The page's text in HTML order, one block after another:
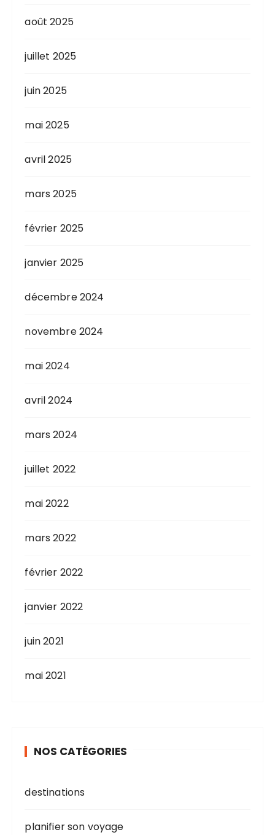
août 2025
juillet 2025
juin 2025
mai 2025
avril 2025
mars 2025
février 2025
janvier 2025
décembre 2024
novembre 2024
mai 2024
avril 2024
mars 2024
juillet 2022
mai 2022
mars 2022
février 2022
janvier 2022
juin 2021
mai 2021
NOS CATÉGORIES
destinations
planifier son voyage